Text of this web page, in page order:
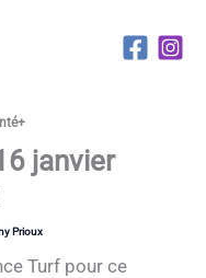
janvier
Prioux
Turf pour ce